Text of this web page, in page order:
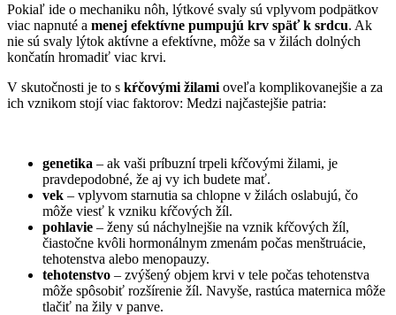
Pokiaľ ide o mechaniku nôh, lýtkové svaly sú vplyvom podpätkov
viac napnuté a menej efektívne pumpujú krv späť k srdcu. Ak
nie sú svaly lýtok aktívne a efektívne, môže sa v žilách dolných
končatín hromadiť viac krvi.
V skutočnosti je to s kŕčovými žilami oveľa komplikovanejšie a za
ich vznikom stojí viac faktorov: Medzi najčastejšie patria:
genetika – ak vaši príbuzní trpeli kŕčovými žilami, je
pravdepodobné, že aj vy ich budete mať.
vek – vplyvom starnutia sa chlopne v žilách oslabujú, čo
môže viesť k vzniku kŕčových žíl.
pohlavie – ženy sú náchylnejšie na vznik kŕčových žíl,
čiastočne kvôli hormonálnym zmenám počas menštruácie,
tehotenstva alebo menopauzy.
tehotenstvo – zvýšený objem krvi v tele počas tehotenstva
môže spôsobiť rozšírenie žíl. Navyše, rastúca maternica môže
tlačiť na žily v panve.